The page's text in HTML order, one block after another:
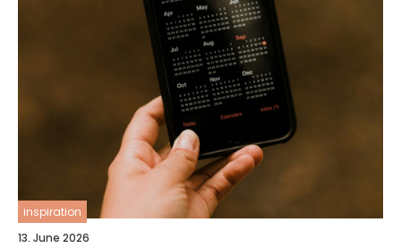
inspiration
13. June 2026